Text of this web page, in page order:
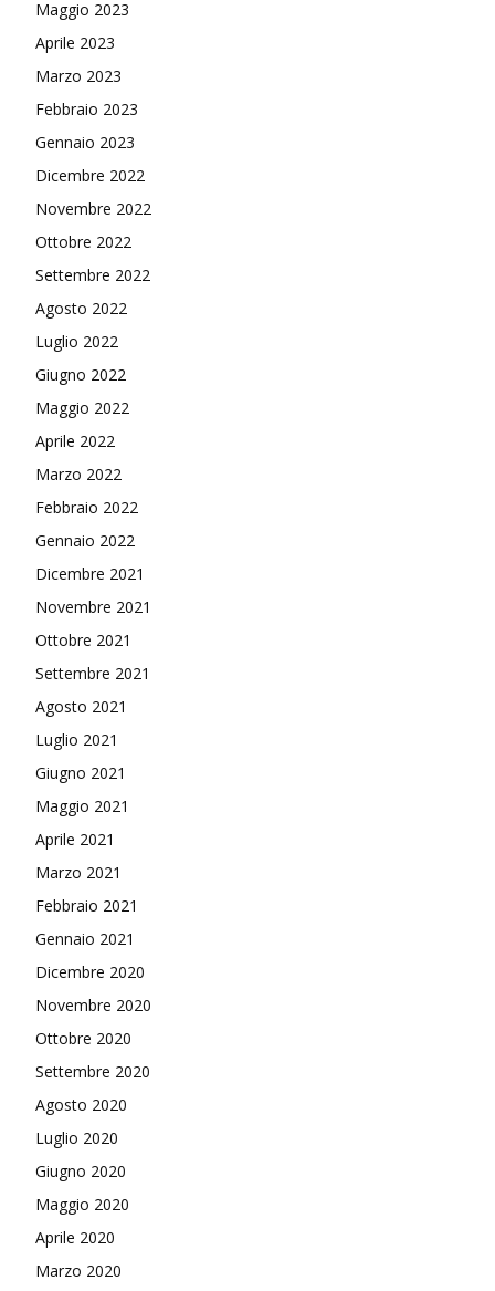
Maggio 2023
Aprile 2023
Marzo 2023
Febbraio 2023
Gennaio 2023
Dicembre 2022
Novembre 2022
Ottobre 2022
Settembre 2022
Agosto 2022
Luglio 2022
Giugno 2022
Maggio 2022
Aprile 2022
Marzo 2022
Febbraio 2022
Gennaio 2022
Dicembre 2021
Novembre 2021
Ottobre 2021
Settembre 2021
Agosto 2021
Luglio 2021
Giugno 2021
Maggio 2021
Aprile 2021
Marzo 2021
Febbraio 2021
Gennaio 2021
Dicembre 2020
Novembre 2020
Ottobre 2020
Settembre 2020
Agosto 2020
Luglio 2020
Giugno 2020
Maggio 2020
Aprile 2020
Marzo 2020